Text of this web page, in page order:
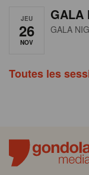
JEU
26
NOV
GALA
GALA
Toutes les